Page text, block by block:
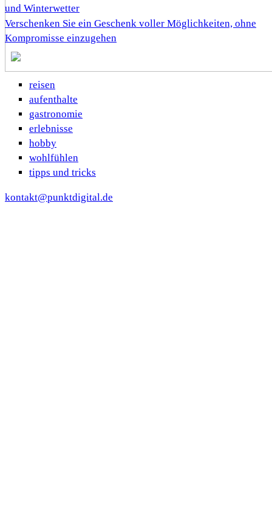
und Winterwetter
Verschenken Sie ein Geschenk voller Möglichkeiten, ohne
Kompromisse einzugehen
reisen
aufenthalte
gastronomie
erlebnisse
hobby
wohlfühlen
tipps und tricks
kontakt@punktdigital.de